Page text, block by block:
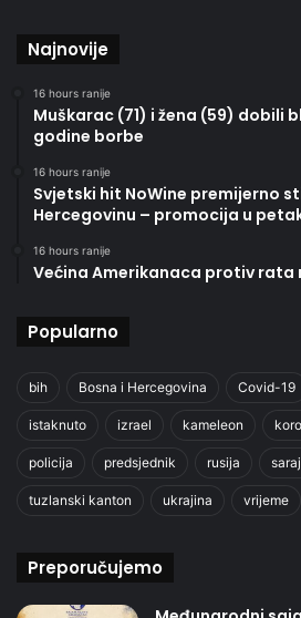
Najnovije
16 hours ranije
Muškarac (71) i žena (59) dobili
godine borbe
16 hours ranije
Svjetski hit NoWine premijerno
Hercegovinu – promocija u
16 hours ranije
Većina Amerikanaca protiv rata
Popularno
bih Bosna i Hercegovina Covid-19
istaknuto izrael kameleon
policija predsjednik rusija
tuzlanski kanton ukrajina vrijeme
Preporučujemo